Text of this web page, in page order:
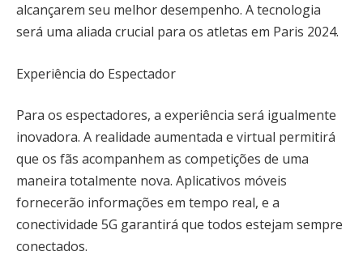
alcançarem seu melhor desempenho. A tecnologia
será uma aliada crucial para os atletas em Paris 2024.
Experiência do Espectador
Para os espectadores, a experiência será igualmente
inovadora. A realidade aumentada e virtual permitirá
que os fãs acompanhem as competições de uma
maneira totalmente nova. Aplicativos móveis
fornecerão informações em tempo real, e a
conectividade 5G garantirá que todos estejam sempre
conectados.